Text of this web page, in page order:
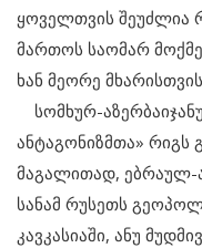
ყოველთვის შეუძლია
მართოს საომარ
ხან მეორე
სომხურ-
ანტაგონიზმთა» რიგს
მაგალითად, ებრაულ-
სანამ რუსეთს
კავკასიაში, ანუ